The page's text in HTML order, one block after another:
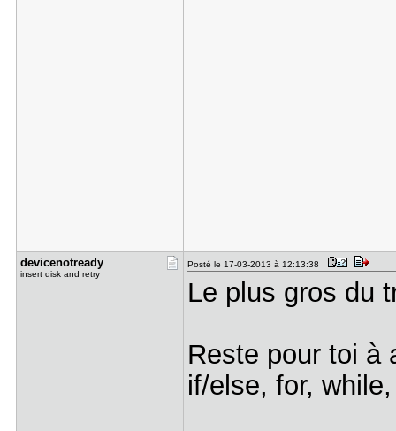
devicenotr​eady
insert disk and retry
Posté le 17-03-2013 à 12:13:38
Le plus gros du
Reste pour toi à
if/else, for,